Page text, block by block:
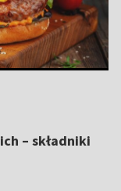
– składniki